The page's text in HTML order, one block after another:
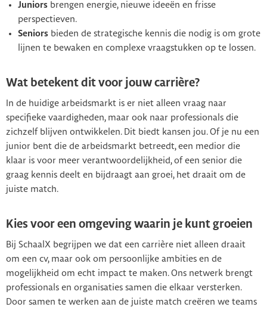
Juniors brengen energie, nieuwe ideeën en frisse
perspectieven.
Seniors bieden de strategische kennis die nodig is om grote
lijnen te bewaken en complexe vraagstukken op te lossen.
Wat betekent dit voor jouw carrière?
In de huidige arbeidsmarkt is er niet alleen vraag naar
specifieke vaardigheden, maar ook naar professionals die
zichzelf blijven ontwikkelen. Dit biedt kansen jou. Of je nu een
junior bent die de arbeidsmarkt betreedt, een medior die
klaar is voor meer verantwoordelijkheid, of een senior die
graag kennis deelt en bijdraagt aan groei, het draait om de
juiste match.
Kies voor een omgeving waarin je kunt groeien
Bij SchaalX begrijpen we dat een carrière niet alleen draait
om een cv, maar ook om persoonlijke ambities en de
mogelijkheid om echt impact te maken. Ons netwerk brengt
professionals en organisaties samen die elkaar versterken.
Door samen te werken aan de juiste match creëren we teams